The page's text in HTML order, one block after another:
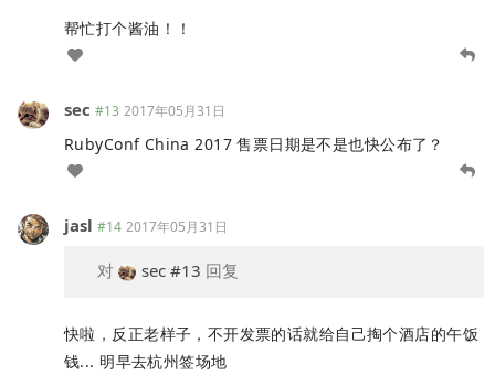
帮忙打个酱油！！
sec #13 2017年05月31日
RubyConf China 2017 售票日期是不是也快公布了？
jasl #14 2017年05月31日
对 sec #13 回复
快啦，反正老样子，不开发票的话就给自己掏个酒店的午饭
钱... 明早去杭州签场地